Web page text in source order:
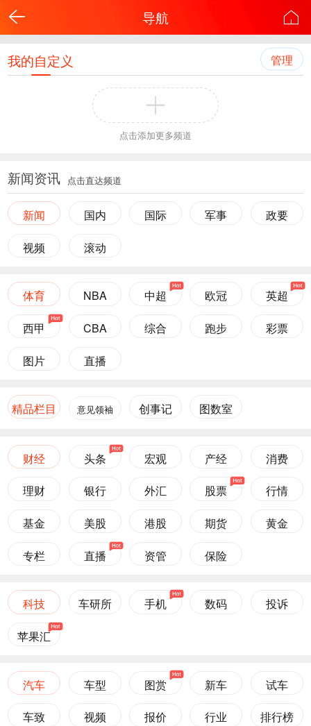
导航
我的自定义 管理
点击添加更多频道
新闻资讯 点击直达频道
新闻 国内 国际 军事 政要
视频 滚动
体育 NBA 中超 欧冠 英超
西甲 CBA 综合 跑步 彩票
图片 直播
精品栏目 意见领袖 创事记 图数室
财经 头条 宏观 产经 消费
理财 银行 外汇 股票 行情
基金 美股 港股 期货 黄金
专栏 直播 资管 保险
科技 车研所 手机 数码 投诉
苹果汇
汽车 车型 图赏 新车 试车
车致 视频 报价 行业 排行榜